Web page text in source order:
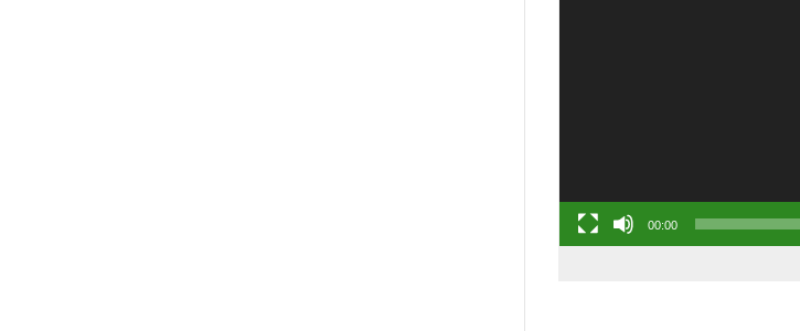
00:00